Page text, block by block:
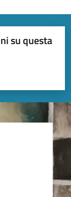
su questa